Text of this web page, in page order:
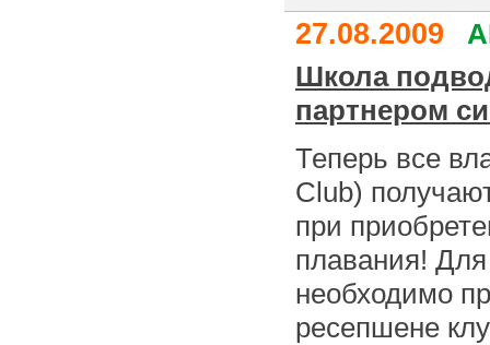
27.08.2009
Школа
партнером
Теперь все
Club)
при
плавания!
необходимо
ресепшене